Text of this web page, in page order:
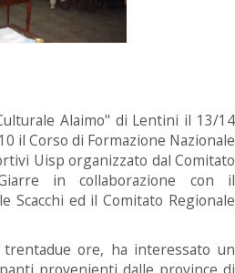
Alaimo" di Lentini il 13/14
il Corso di Formazione Nazionale
Uisp organizzato dal Comitato
in collaborazione con il
Scacchi ed il Comitato Regionale
ore, ha interessato un